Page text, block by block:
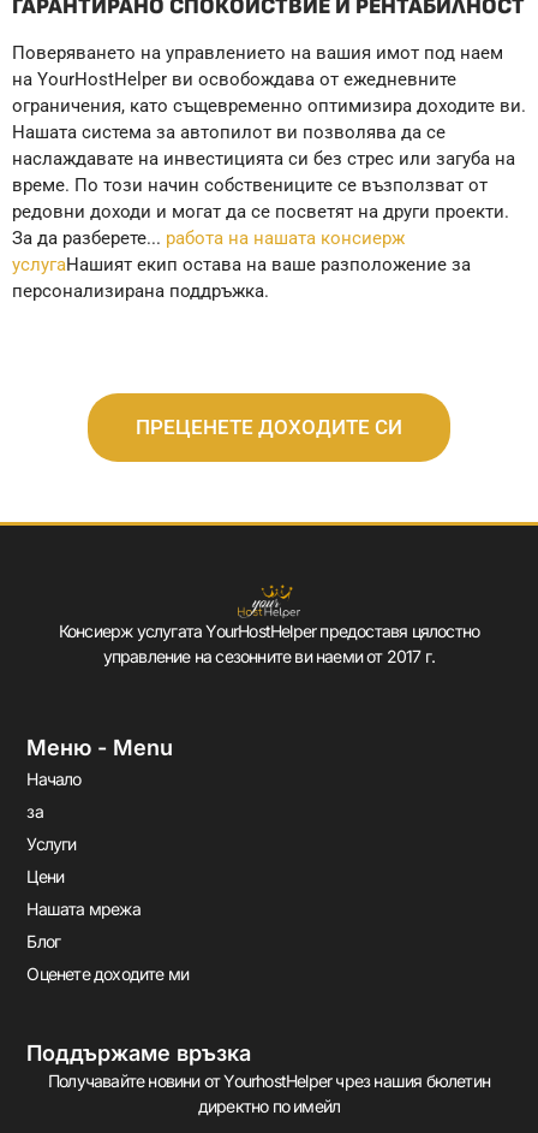
ГАРАНТИРАНО СПОКОЙСТВИЕ И РЕНТАБИЛНОСТ
Поверяването на управлението на вашия имот под наем
на YourHostHelper ви освобождава от ежедневните
ограничения, като същевременно оптимизира доходите ви.
Нашата система за автопилот ви позволява да се
наслаждавате на инвестицията си без стрес или загуба на
време. По този начин собствениците се възползват от
редовни доходи и могат да се посветят на други проекти.
За да разберете... работа на нашата консиерж
услугаНашият екип остава на ваше разположение за
персонализирана поддръжка.
ПРЕЦЕНЕТЕ ДОХОДИТЕ СИ
Консиерж услугата YourHostHelper предоставя цялостно
управление на сезонните ви наеми от 2017 г.
Меню - Menu
Начало
за
Услуги
Цени
Нашата мрежа
Блог
Оценете доходите ми
Поддържаме връзка
Получавайте новини от YourhostHelper чрез нашия бюлетин
директно по имейл